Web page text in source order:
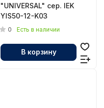
"UNIVERSAL" сер. IEK
YIS50-12-K03
0 Есть в наличии
В корзину